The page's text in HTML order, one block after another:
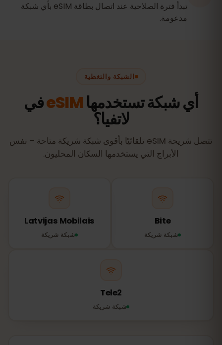
تبدأ فترة الصلاحية عند اتصال بطاقة eSIM بأي شبكة
مدعومة.
الشبكة والتغطية
أي شبكة تستخدمها eSIMفي
لاتفيا؟
تتصل شريحة eSIM تلقائيًا بأقوى شبكة شريكة متاحة – نفس
الأبراج التي يستخدمها السكان المحليون.
Bite
شبكة شريكة
Latvijas Mobilais
شبكة شريكة
Tele2
شبكة شريكة